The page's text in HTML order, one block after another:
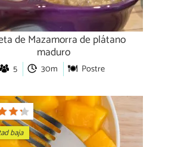
de Mazamorra de plátano
maduro
5 30m Postre
baja